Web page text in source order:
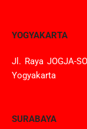
YOGYAKARTA
Jl. Raya JOGJA-
Yogyakarta
SURABAYA